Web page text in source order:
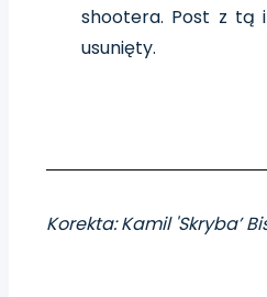
shootera. Post z tą
usunięty.
Korekta: Kamil 'Skryba’